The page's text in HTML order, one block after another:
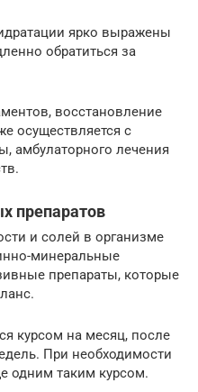
ярко выражены
обратиться за
восстановление
осуществляется с
амбулаторного лечения
препаратов
и солей в организме
минеральные
препараты, которые
курсом на месяц, после
При необходимости
одним таким курсом.